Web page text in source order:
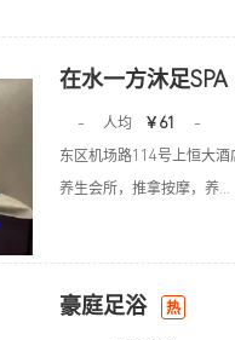
在水一方沐足SPA
- 人均 ￥61
-
东区机场路114号上恒大酒
养生会所，推拿按摩，养...
豪庭足浴 热